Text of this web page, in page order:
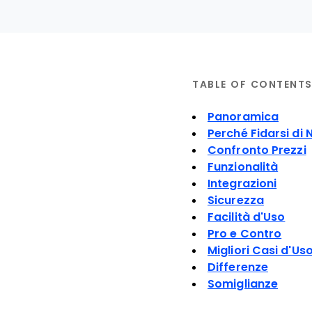
TABLE OF CONTENTS
Panoramica
Perché Fidarsi di
Confronto Prezzi
Funzionalità
Integrazioni
Sicurezza
Facilità d'Uso
Pro e Contro
Migliori Casi d'Uso
Differenze
Somiglianze